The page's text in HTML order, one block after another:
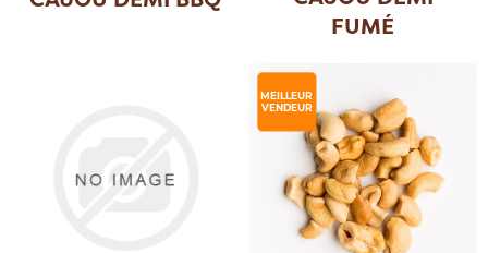
FUMÉ
MEILLEUR
VENDEUR